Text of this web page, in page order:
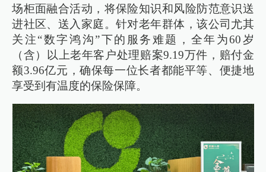
场柜面融合活动，将保险知识和风险防范意识送
进社区、送入家庭。针对老年群体，该公司尤其
关注“数字鸿沟”下的服务难题，全年为60岁
（含）以上老年客户处理赔案9.19万件，赔付金
额3.96亿元，确保每一位长者都能平等、便捷地
享受到有温度的保险保障。